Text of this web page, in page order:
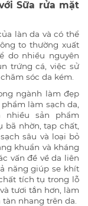
Sữa rửa mặt
làn da và có thể
to thường xuất
do nhiều nguyên
trứng cá, việc sử
sóc da kém.
ngành làm đẹp
làm sạch da,
nhiều sản phẩm
bã nhờn, tạp chất,
sâu và loại bỏ
khuẩn và kháng
vấn đề về da liên
năng giúp se khít
tích tụ trong lỗ
tươi tắn hơn, làm
nhang trên da.